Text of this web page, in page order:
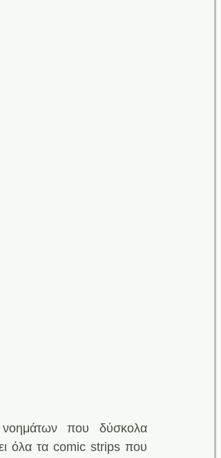
νοημάτων που δύσκολα
όλα τα comic strips που